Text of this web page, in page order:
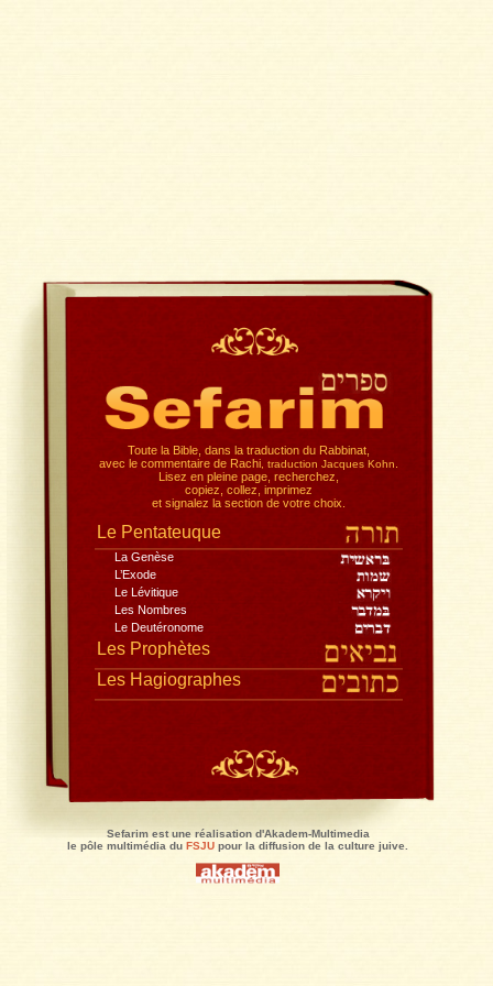
Toute la Bible, dans la traduction du Rabbinat,
avec le commentaire de Rachi
, traduction Jacques Kohn
Lisez en pleine page, recherchez,
copiez, collez, imprimez
et signalez la section de votre choix.
Le Pentateuque
La Genèse
Les Nombres
Les Hagiographes